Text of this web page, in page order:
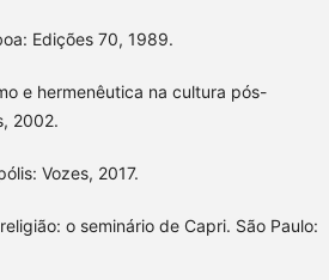
Edições 70, 1989.
e hermenêutica na cultura pós-
2002.
Vozes, 2017.
religião: o seminário de Capri. São Paulo: